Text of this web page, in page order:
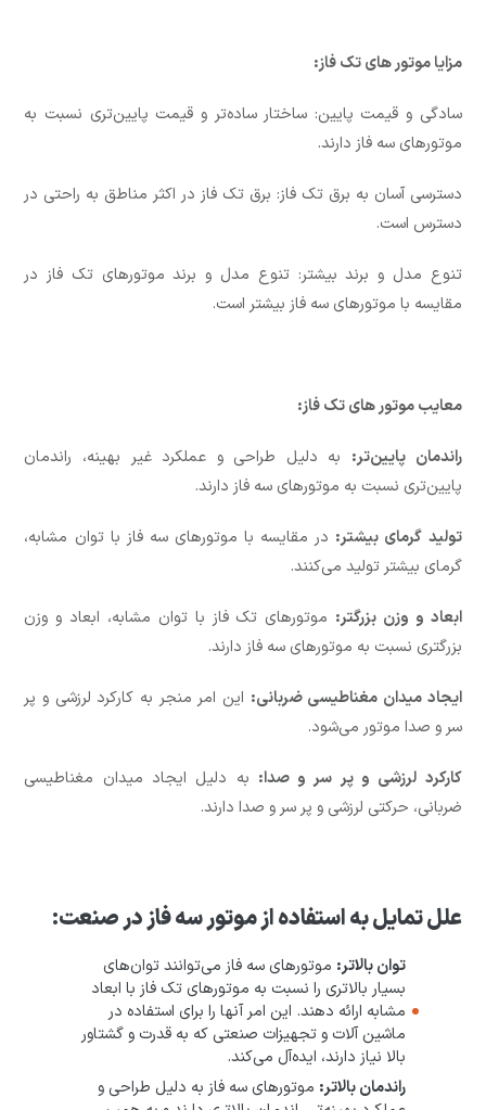
مزایا موتور های تک فاز:
سادگی و قیمت پایین: ساختار ساده‌تر و قیمت پایین‌تری نسبت به
موتورهای سه فاز دارند.
دسترسی آسان به برق تک فاز: برق تک فاز در اکثر مناطق به راحتی در
دسترس است.
تنوع مدل و برند بیشتر: تنوع مدل و برند موتورهای تک فاز در
مقایسه با موتورهای سه فاز بیشتر است.
معایب موتور های تک فاز:
راندمان پایین‌تر: به دلیل طراحی و عملکرد غیر بهینه، راندمان
پایین‌تری نسبت به موتورهای سه فاز دارند.
تولید گرمای بیشتر: در مقایسه با موتورهای سه فاز با توان مشابه،
گرمای بیشتر تولید می‌کنند.
ابعاد و وزن بزرگتر: موتورهای تک فاز با توان مشابه، ابعاد و وزن
بزرگتری نسبت به موتورهای سه فاز دارند.
ایجاد میدان مغناطیسی ضربانی: این امر منجر به کارکرد لرزشی و پر
سر و صدا موتور می‌شود.
کارکرد لرزشی و پر سر و صدا: به دلیل ایجاد میدان مغناطیسی
ضربانی، حرکتی لرزشی و پر سر و صدا دارند.
علل تمایل به استفاده از موتور سه فاز در صنعت:
توان بالاتر: موتورهای سه فاز می‌توانند توان‌های
بسیار بالاتری را نسبت به موتورهای تک فاز با ابعاد
مشابه ارائه دهند. این امر آنها را برای استفاده در
ماشین آلات و تجهیزات صنعتی که به قدرت و گشتاور
بالا نیاز دارند، ایده‌آل می‌کند.
راندمان بالاتر: موتورهای سه فاز به دلیل طراحی و